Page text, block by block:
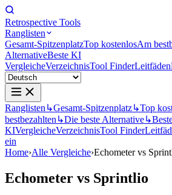
Retrospective Tools
Ranglisten
Gesamt-SpitzenplatzTop kostenlosAm
AlternativeBeste KI
VergleicheVerzeichnisTool FinderLeitfäden
Ranglisten ↳Gesamt-Spitzenplatz↳Top
bestbezahlten ↳Die beste Alternative↳
KIVergleicheVerzeichnisTool Finder
ein
Home›Alle Vergleiche›Echometer vs
Echometer vs Sprintlio